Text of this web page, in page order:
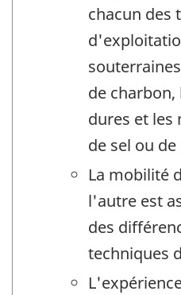
chacun des
de charbon,
dures et les
de sel ou
La mobilité
l'autre est
des
techniques